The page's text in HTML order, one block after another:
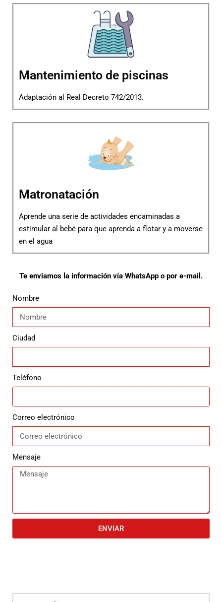
Mantenimiento de piscinas
Adaptación al Real Decreto 742/2013.
Matronatación
Aprende una serie de actividades encaminadas a
estimular al bebé para que aprenda a flotar y a moverse
en el agua
Te enviamos la información vía WhatsApp o por e-mail.
Nombre
Ciudad
Teléfono
Correo electrónico
Mensaje
ENVIAR